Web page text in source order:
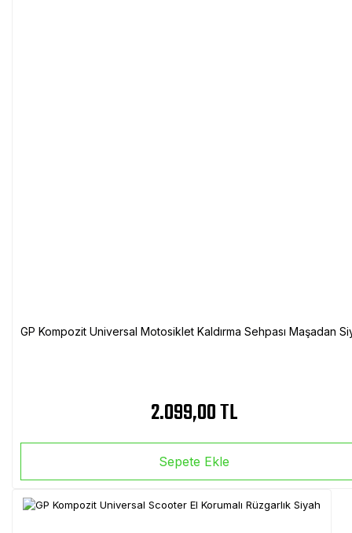
GP Kompozit Universal Motosiklet Kaldırma Sehpası Maşadan
2.099,00 TL
Sepete Ekle